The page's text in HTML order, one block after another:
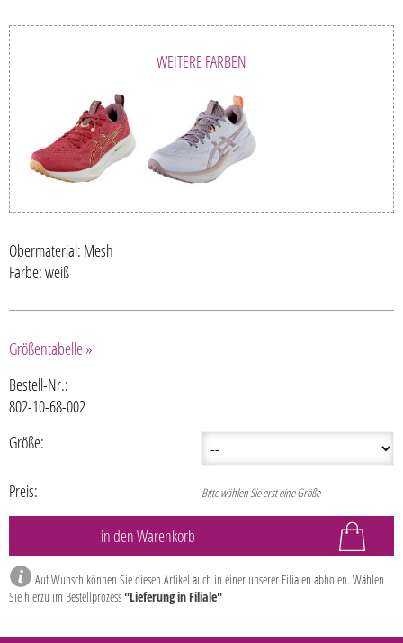
WEITERE FARBEN
Obermaterial: Mesh
Farbe: weiß
Größentabelle »
Bestell-Nr.:
802-10-68-002
Größe:
Preis: Bitte wählen Sie erst eine Größe
Auf Wunsch können Sie diesen Artikel auch in einer unserer Filialen abholen. Wählen
Sie hierzu im Bestellprozess"Lieferung in Filiale"